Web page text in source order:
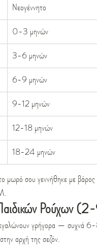
Νεογέννητο
0-3 μηνών
3-6 μηνών
6-9 μηνών
9-12 μηνών
12-18 μηνών
18-24 μηνών
μωρό σου γεννήθηκε με
Ρούχων
γρήγορα — συχνά
αρχή της σεζόν.